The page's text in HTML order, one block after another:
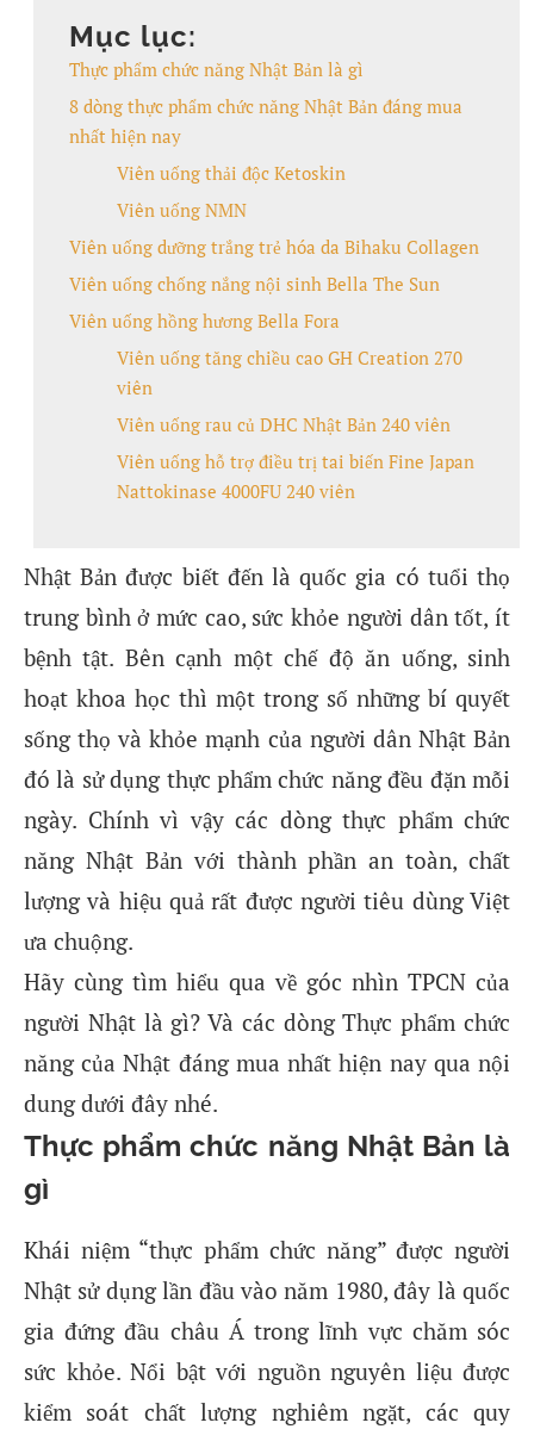
Mục lục:
Thực phẩm chức năng Nhật Bản là gì
8 dòng thực phẩm chức năng Nhật Bản đáng mua
nhất hiện nay
Viên uống thải độc Ketoskin
Viên uống NMN
Viên uống dưỡng trắng trẻ hóa da Bihaku Collagen
Viên uống chống nắng nội sinh Bella The Sun
Viên uống hồng hương Bella Fora
Viên uống tăng chiều cao GH Creation 270
viên
Viên uống rau củ DHC Nhật Bản 240 viên
Viên uống hỗ trợ điều trị tai biến Fine Japan
Nattokinase 4000FU 240 viên
Nhật Bản được biết đến là quốc gia có tuổi thọ
trung bình ở mức cao, sức khỏe người dân tốt, ít
bệnh tật. Bên cạnh một chế độ ăn uống, sinh
hoạt khoa học thì một trong số những bí quyết
sống thọ và khỏe mạnh của người dân Nhật Bản
đó là sử dụng thực phẩm chức năng đều đặn mỗi
ngày. Chính vì vậy các dòng thực phẩm chức
năng Nhật Bản với thành phần an toàn, chất
lượng và hiệu quả rất được người tiêu dùng Việt
ưa chuộng.
Hãy cùng tìm hiểu qua về góc nhìn TPCN của
người Nhật là gì? Và các dòng Thực phẩm chức
năng của Nhật đáng mua nhất hiện nay qua nội
dung dưới đây nhé.
Thực phẩm chức năng Nhật Bản là
gì
Khái niệm “thực phẩm chức năng” được người
Nhật sử dụng lần đầu vào năm 1980, đây là quốc
gia đứng đầu châu Á trong lĩnh vực chăm sóc
sức khỏe. Nổi bật với nguồn nguyên liệu được
kiểm soát chất lượng nghiêm ngặt, các quy